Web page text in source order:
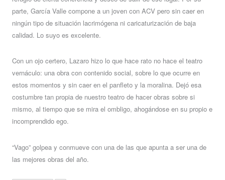
parte, García Valle compone a un joven con ACV pero sin caer en
ningún tipo de situación lacrimógena ni caricaturización de baja
calidad. Lo suyo es excelente.
Con un ojo certero, Lazaro hizo lo que hace rato no hace el teatro
vernáculo: una obra con contenido social, sobre lo que ocurre en
estos momentos y sin caer en el panfleto y la moralina. Dejó esa
costumbre tan propia de nuestro teatro de hacer obras sobre si
mismo, al tiempo que se mira el ombligo, ahogándose en su propio e
incomprendido ego.
“Vago” golpea y conmueve con una de las que apunta a ser una de
las mejores obras del año.